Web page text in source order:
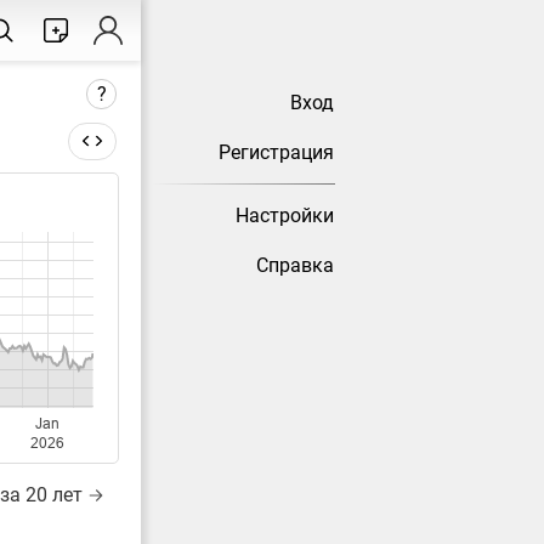
Вход
Регистрация
Настройки
Справка
?
Jan
2026
20 лет